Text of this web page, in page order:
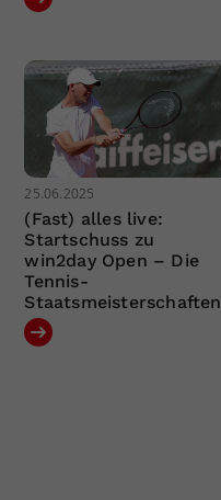
25.06.2025
(Fast) alles live:
Startschuss zu
win2day Open – Die
Tennis-
Staatsmeisterschaften